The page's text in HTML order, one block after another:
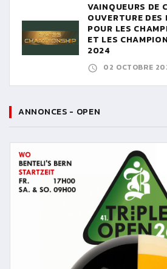
VAINQUEURS DE
OUVERTURE
POUR LES
ET LES
2024
02 OCTOBRE
ANNONCES - OPEN